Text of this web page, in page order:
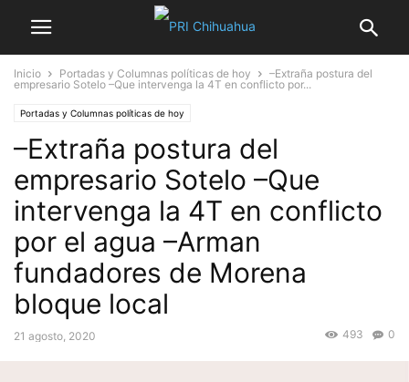
Inicio Portadas y Columnas políticas de hoy
–Extraña postura del
empresario Sotelo –Que intervenga la 4T en conflicto por...
Portadas y Columnas políticas de hoy
–Extraña postura del
empresario Sotelo –Que
intervenga la 4T en conflicto
por el agua –Arman
fundadores de Morena
bloque local
21 agosto, 2020 0
493